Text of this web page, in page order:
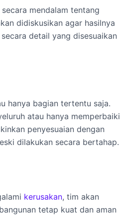
mendalam tentang
didiskusikan agar hasilnya
detail yang disesuaikan
hanya bagian tertentu saja.
atau hanya memperbaiki
penyesuaian dengan
dilakukan secara bertahap.
kerusakan, tim akan
tetap kuat dan aman